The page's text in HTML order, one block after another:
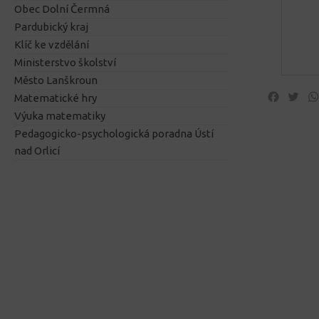
Obec Dolní Čermná
Pardubický kraj
Klíč ke vzdělání
Ministerstvo školství
Město Lanškroun
Matematické hry
Výuka matematiky
Pedagogicko-psychologická poradna Ústí
nad Orlicí